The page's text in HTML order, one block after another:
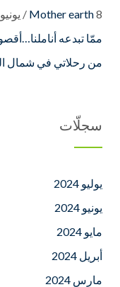
Mother earth8 / يونيو
سجلّات
يوليو 2024
يونيو 2024
مايو 2024
أبريل 2024
مارس 2024